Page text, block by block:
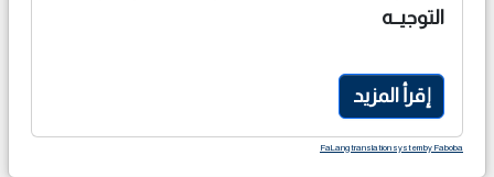
التوجيــه
إقرأ المزيد
FaLang translation system by Faboba